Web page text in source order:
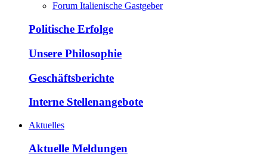
Forum Italienische Gastgeber
Politische Erfolge
Unsere Philosophie
Geschäftsberichte
Interne Stellenangebote
Aktuelles
Aktuelle Meldungen